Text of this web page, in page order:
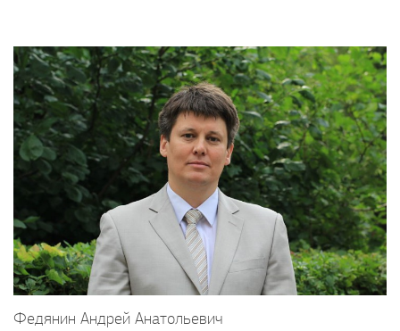
Федянин Андрей Анатольевич